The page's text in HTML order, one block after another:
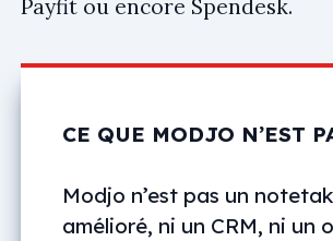
Payfit ou encore Spendesk.
CE QUE MODJO N’EST
Modjo n’est pas un
amélioré, ni un CRM, ni un